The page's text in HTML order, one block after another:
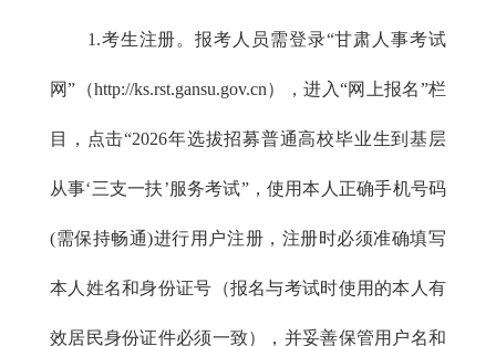
1.考生注册。报考人员需登录“甘肃人事考试
网”（http://ks.rst.gansu.gov.cn），进入“网上报名”栏
目，点击“2026年选拔招募普通高校毕业生到基层
从事‘三支一扶’服务考试”，使用本人正确手机号码
(需保持畅通)进行用户注册，注册时必须准确填写
本人姓名和身份证号（报名与考试时使用的本人有
效居民身份证件必须一致），并妥善保管用户名和